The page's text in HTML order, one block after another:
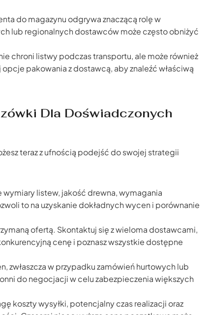
do magazynu odgrywa znaczącą rolę w
lub regionalnych dostawców może często obniżyć
chroni listwy podczas transportu, ale może również
pakowania z dostawcą, aby znaleźć właściwą
Dla Doświadczonych
teraz z ufnością podejść do swojej strategii
wymiary listew, jakość drewna, wymagania
to na uzyskanie dokładnych wycen i porównanie
ofertą. Skontaktuj się z wieloma dostawcami,
cenę i poznasz wszystkie dostępne
zwłaszcza w przypadku zamówień hurtowych lub
do negocjacji w celu zabezpieczenia większych
koszty wysyłki, potencjalny czas realizacji oraz